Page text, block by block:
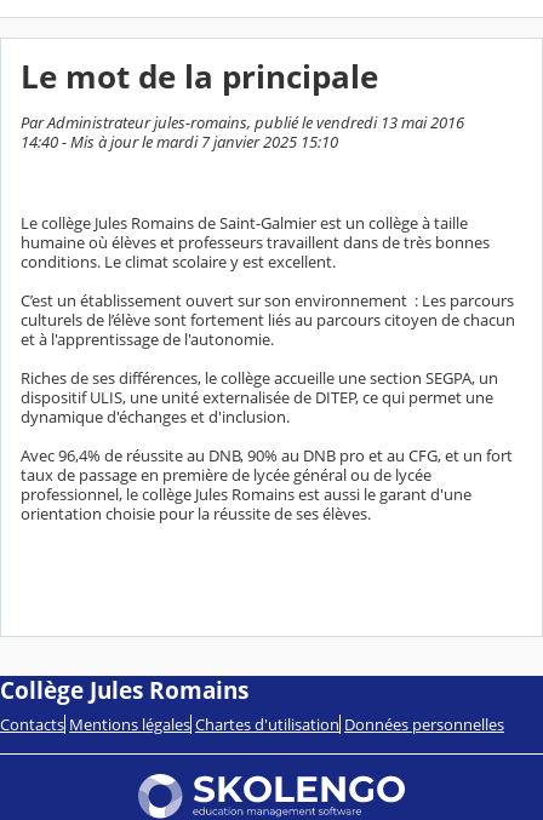
Le mot de la principale
Par Administrateur jules-romains, publié le vendredi 13 mai 2016
14:40 - Mis à jour le mardi 7 janvier 2025 15:10
Le collège Jules Romains de Saint-Galmier est un collège à taille
humaine où élèves et professeurs travaillent dans de très bonnes
conditions. Le climat scolaire y est excellent.
C’est un établissement ouvert sur son environnement : Les parcours
culturels de l’élèvesont fortement liés au parcours citoyen de chacun
et à l'apprentissage de l'autonomie.
Riches de ses différences, le collège accueille une section SEGPA, un
dispositif ULIS, une unité externalisée de DITEP, ce qui permet une
dynamique d'échanges et d'inclusion.
Avec 96,4% de réussite au DNB, 90% au DNB pro et au CFG, et un fort
taux de passage en première de lycée général ou de lycée
professionnel, le collège Jules Romains est aussi le garant d'une
orientation choisie pour la réussite de ses élèves.
Collège Jules Romains
Contacts Mentions légales Chartes d'utilisation Données personnelles